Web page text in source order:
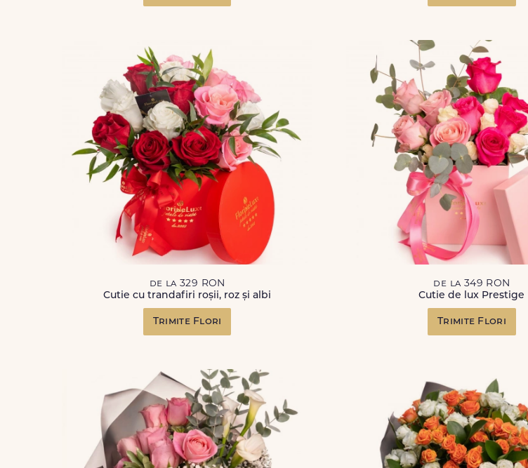
de la 329 RON
Cutie cu trandafiri roșii, roz și albi
Trimite Flori
de la 349 RON
Cutie de lux Prestige
Trimite Flori